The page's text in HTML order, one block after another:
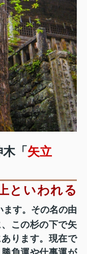
「 矢立
といわれる
ます。その名の由
この杉の下で矢
ります。現在で